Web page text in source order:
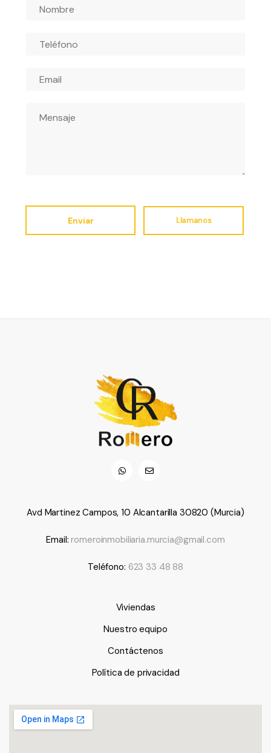
Llamanos
Enviar
Avd Martinez Campos, 10 Alcantarilla 30820 (Murcia)
Email: romeroinmobiliaria.murcia@gmail.com
Teléfono: 623 33 48 88
Viviendas
Nuestro equipo
Contáctenos
Política de privacidad